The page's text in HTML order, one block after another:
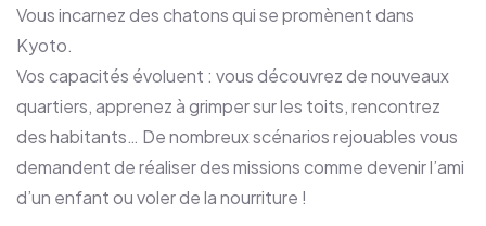
Vous incarnez des chatons qui se promènent dans
Kyoto.
Vos capacités évoluent : vous découvrez de nouveaux
quartiers, apprenez à grimper sur les toits, rencontrez
des habitants… De nombreux scénarios rejouables vous
demandent de réaliser des missions comme devenir l’ami
d’un enfant ou voler de la nourriture !